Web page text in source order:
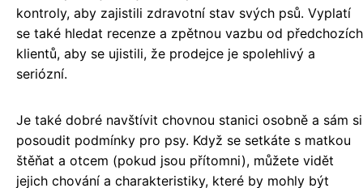
kontroly, aby zajistili zdravotní stav svých psů. Vyplatí
se také hledat recenze a zpětnou vazbu od předchozích
klientů, aby se ujistili, že prodejce je spolehlivý a
seriózní.
Je také dobré navštívit chovnou stanici osobně a sám si
posoudit podmínky pro psy. Když se setkáte s matkou
štěňat a otcem (pokud jsou přítomni), můžete vidět
jejich chování a charakteristiky, které by mohly být